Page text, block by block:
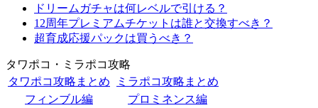
ドリームガチャは何レベルで引ける？
12周年プレミアムチケットは誰と交換すべき？
超育成応援パックは買うべき？
タワポコ・ミラポコ攻略
タワポコ攻略まとめ
ミラポコ攻略まとめ
フィンブル編
プロミネンス編